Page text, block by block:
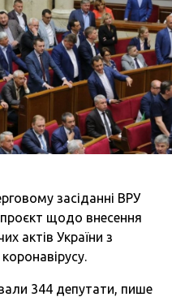
засіданні ВРУ
щодо внесення
актів України з
344 депутати, пише